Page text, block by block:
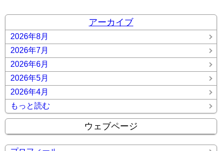
アーカイブ
2026年8月
2026年7月
2026年6月
2026年5月
2026年4月
もっと読む
ウェブページ